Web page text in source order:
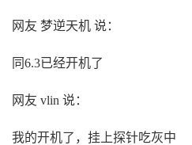
网友 梦逆天机 说：
同6.3已经开机了
网友 vlin 说：
我的开机了，挂上探针吃灰中